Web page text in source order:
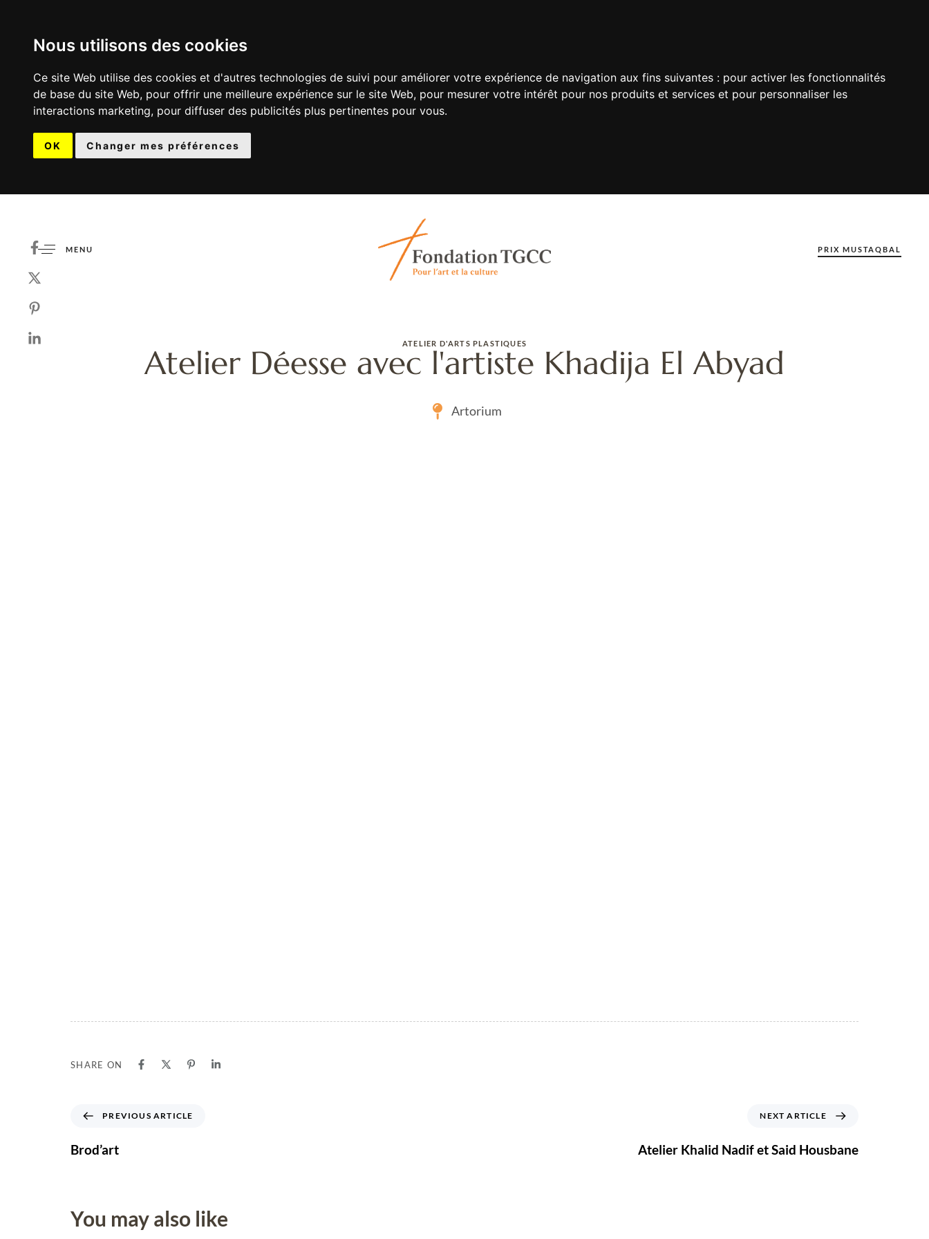
Nous utilisons des cookies
Ce site Web utilise des cookies et d'autres technologies de suivi pour améliorer votre expérience de navigation aux fins suivantes : pour activer les fonctionnalités
de base du site Web, pour offrir une meilleure expérience sur le site Web, pour mesurer votre intérêt pour nos produits et services et pour personnaliser les
interactions marketing, pour diffuser des publicités plus pertinentes pour vous.
OK Changer mes préférences
MENU PRIX MUSTAQBAL
ATELIER D'ARTS PLASTIQUES
Atelier Déesse avec l'artiste Khadija El Abyad
Artorium
SHARE ON
PREVIOUS ARTICLE
Brod’art
NEXT ARTICLE
Atelier Khalid Nadif et Said Housbane
You may also like